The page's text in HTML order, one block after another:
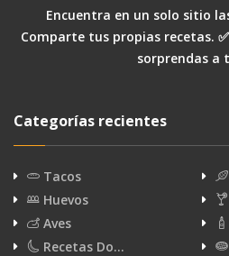
Encuentra en un solo sitio
Comparte tus propias recetas.
sorprendas a
Categorías recientes
Tacos
Huevos
Aves
Recetas Do…